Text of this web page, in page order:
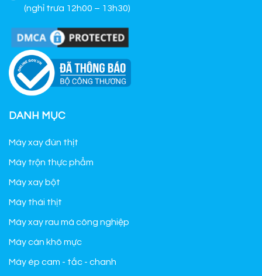
(nghỉ trưa 12h00 – 13h30)
DANH MỤC
Máy xay đùn thịt
Máy trộn thực phẩm
Máy xay bột
Máy thái thịt
Máy xay rau má công nghiệp
Máy cán khô mực
Máy ép cam - tắc - chanh